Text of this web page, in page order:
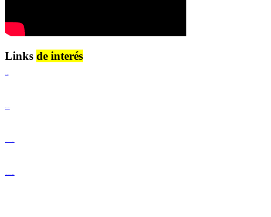
Links de interés